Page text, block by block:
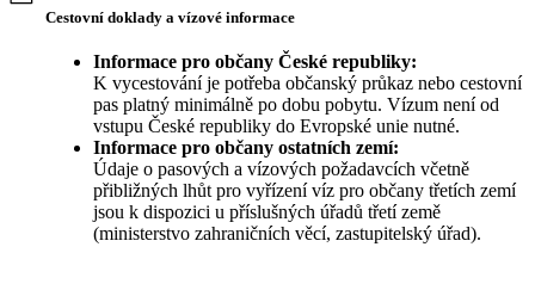
Cestovní doklady a vízové informace
Informace pro občany České republiky:
K vycestování je potřeba občanský průkaz nebo cestovní
pas platný minimálně po dobu pobytu. Vízum není od
vstupu České republiky do Evropské unie nutné.
Informace pro občany ostatních zemí:
Údaje o pasových a vízových požadavcích včetně
přibližných lhůt pro vyřízení víz pro občany třetích zemí
jsou k dispozici u příslušných úřadů třetí země
(ministerstvo zahraničních věcí, zastupitelský úřad).